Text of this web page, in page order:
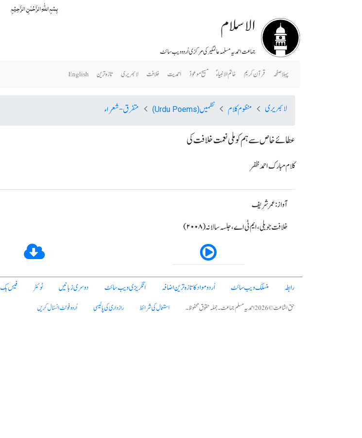
بِسۡمِ اللّٰہِ الرَّحۡمٰنِ الرَّحِیۡمِ
الاسلام
جماعت احمدیہ مسلمہ عالمگیر کی مرکزی اُردو ویب سائٹ
پہلا صفحہ قرآن کریم خاتم الانبیاء ؐ مسیح موعودؑ احمدیت خلافت لائبریری تازہ ترین English
لائبریری منظوم کلام نظمیں(Urdu Poems) متفرق-شعراء
عطائے خاص سے ہم کو ملی نعمت خلافت کی
کلام مبارک احمد ظفر
آواز: عمر شریف
خلافت جوبلی، ایم ٹی اے ، جلسہ سالانہ (٢٠٠٨)
رابطہ منسلک ویب سائٹ اُردو مواد کا تازہ ترین اضافہ انگریزی ویب سائٹ دوسری زبانیں ٹوئٹر فیس بک
حق اشاعت © 2026 احمدیہ مسلم جماعت۔ جملہ حقوق محفوظ۔ استعمال کی شرائط رازداری کی پالیسی اُردو فونٹ انسٹال کریں